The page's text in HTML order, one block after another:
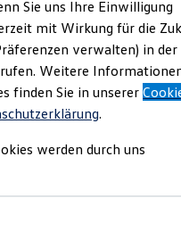
finden
& konfigurieren
Sie uns Ihre Einwilligung
mit Wirkung für die
verwalten) in der
Weitere
finden Sie in unserer
.
werden durch uns